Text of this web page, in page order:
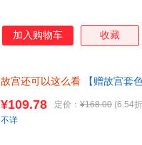
加入购物车 收藏
故宫还可以这么看 【赠故宫套
¥109.78 定价： ¥168.00 (6.54
不详